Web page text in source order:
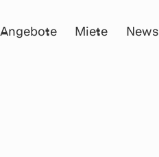
Angebote Miete News